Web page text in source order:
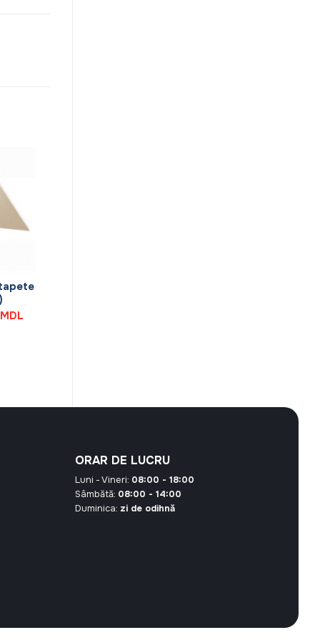
MDLPrețul
ORAR DE LUCRU
Luni - Vineri: 08:00 - 18:00
Sâmbătă: 08:00 - 14:00
Duminica: zi de odihnă